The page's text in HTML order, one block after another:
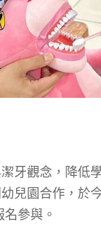
牙觀念，降低
兒園合作，於
參與。